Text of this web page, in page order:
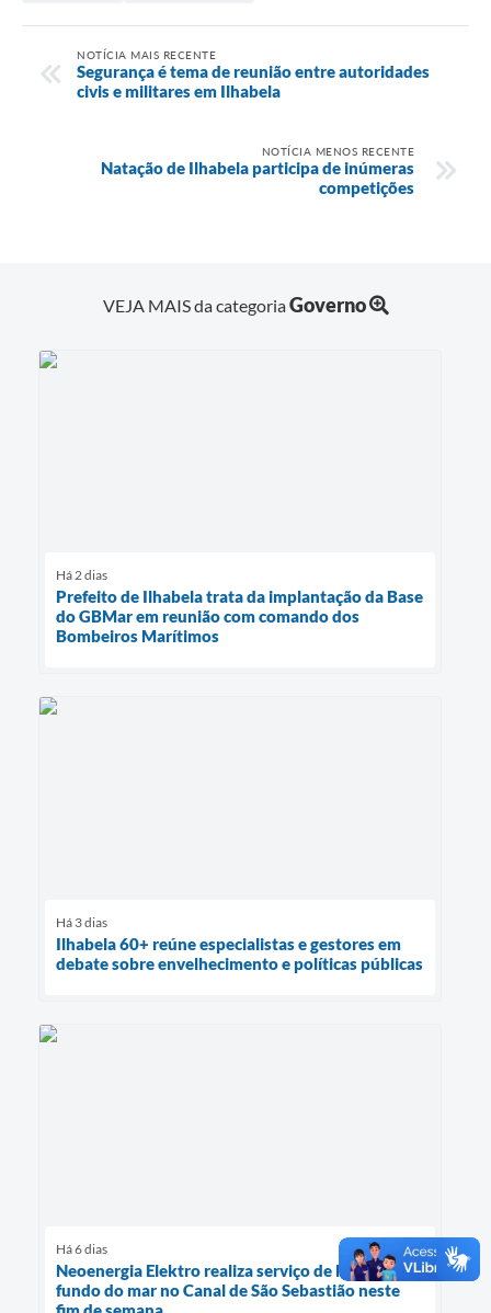
NOTÍCIA MAIS RECENTE
Segurança é tema de reunião entre autoridades
civis e militares em Ilhabela
NOTÍCIA MENOS RECENTE
Natação de Ilhabela participa de inúmeras
competições
VEJA MAIS da categoriaGoverno
Há 2 dias
Prefeito de Ilhabela trata da implantação da Base
do GBMar em reunião com comando dos
Bombeiros Marítimos
Há 3 dias
Ilhabela 60+ reúne especialistas e gestores em
debate sobre envelhecimento e políticas públicas
Há 6 dias
Neoenergia Elektro realiza serviço de limpeza do
fundo do mar no Canal de São Sebastião neste